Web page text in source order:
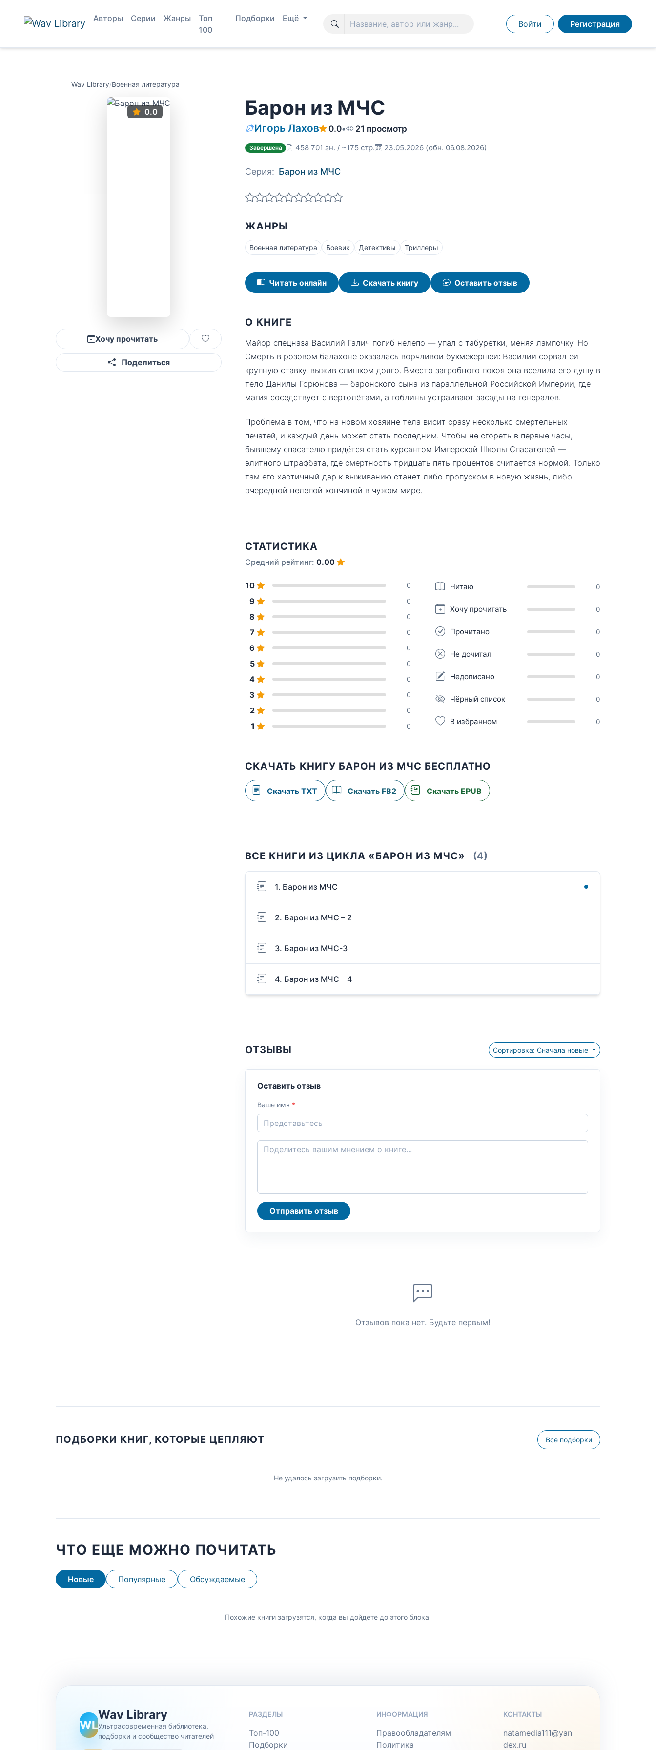
Авторы Серии Жанры
Топ
100
Подборки Ещё
Войти Регистрация
Wav Library/Военная литература
0.0
Хочу прочитать
Поделиться
Барон из МЧС
Игорь Лахов 0.0• 21 просмотр
Завершена 458 701 зн. / ~175 стр. 23.05.2026 (обн. 06.08.2026)
Серия: Барон из МЧС
ЖАНРЫ
Военная литература Боевик Детективы Триллеры
Читать онлайн Скачать книгу Оставить отзыв
О КНИГЕ
Майор спецназа Василий Галич погиб нелепо — упал с табуретки, меняя лампочку. Но
Смерть в розовом балахоне оказалась ворчливой букмекершей: Василий сорвал ей
крупную ставку, выжив слишком долго. Вместо загробного покоя она вселила его душу в
тело Данилы Горюнова — баронского сына из параллельной Российской Империи, где
магия соседствует с вертолётами, а гоблины устраивают засады на генералов.
Проблема в том, что на новом хозяине тела висит сразу несколько смертельных
печатей, и каждый день может стать последним. Чтобы не сгореть в первые часы,
бывшему спасателю придётся стать курсантом Имперской Школы Спасателей —
элитного штрафбата, где смертность тридцать пять процентов считается нормой. Только
там его хаотичный дар к выживанию станет либо пропуском в новую жизнь, либо
очередной нелепой кончиной в чужом мире.
СТАТИСТИКА
Средний рейтинг: 0.00
10 0
9 0
8 0
7 0
6 0
5 0
4 0
3 0
2 0
1 0
Читаю 0
Хочу прочитать 0
Прочитано 0
Не дочитал 0
Недописано 0
Чёрный список 0
В избранном 0
СКАЧАТЬ КНИГУ БАРОН ИЗ МЧС БЕСПЛАТНО
Скачать TXT Скачать FB2 Скачать EPUB
ВСЕ КНИГИ ИЗ ЦИКЛА «БАРОН ИЗ МЧС» (4)
1. Барон из МЧС
2. Барон из МЧС – 2
3. Барон из МЧС-3
4. Барон из МЧС – 4
ОТЗЫВЫ Сортировка: Сначала новые
Оставить отзыв
Ваше имя *
Отправить отзыв
Отзывов пока нет. Будьте первым!
ПОДБОРКИ КНИГ, КОТОРЫЕ ЦЕПЛЯЮТ Все подборки
Не удалось загрузить подборки.
ЧТО ЕЩЕ МОЖНО ПОЧИТАТЬ
Новые Популярные Обсуждаемые
Похожие книги загрузятся, когда вы дойдете до этого блока.
WL
Wav Library
Ультрасовременная библиотека,
подборки и сообщество читателей
РАЗДЕЛЫ
Топ-100
Подборки
ИНФОРМАЦИЯ
Правообладателям
Политика
КОНТАКТЫ
natamedia111@yan
dex.ru